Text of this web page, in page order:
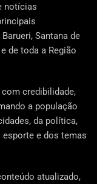
notícias
Santana de
de toda a Região
credibilidade,
a população
da política,
esporte e dos temas
atualizado,